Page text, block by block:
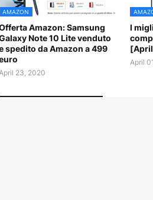
AMAZON
Amazon: Samsung
Note 10 Lite venduto
spedito da Amazon a 499
23, 2020
I
April